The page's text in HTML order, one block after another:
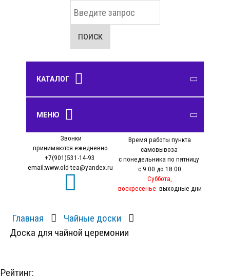
к
.
ПОИСК
КАТАЛОГ
ЧАЙ
Улун
Белый чай
Зеленый чай
Желтый чай
Красный чай
Черный чай
Связанный чай
Фруктовый чай
ПОСУДА
Чахай
Пиалы
ЧАЙНЫЕ ДОСКИ
ПОДАРКИ
МЕНЮ
О нас
Оплата
Доставка
Самовывоз
Личный кабинет
Как оформить заказ
Звонки
принимаются ежедневно
+7(901)531-14-93
email:www.old-tea@yandex.ru
Время работы пункта
самовывоза
с понедельника по пятницу
с 9.00 до 18.00
Суббота,
воскресенье выходные дни
Главная
Чайные доски
Доска для чайной церемонии
Рейтинг: